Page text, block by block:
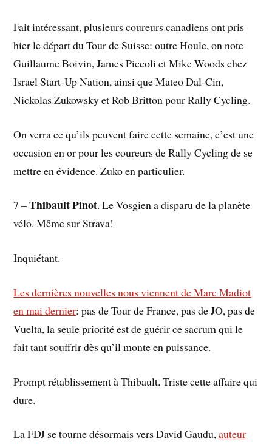
Fait intéressant, plusieurs coureurs canadiens ont pris
hier le départ du Tour de Suisse: outre Houle, on note
Guillaume Boivin, James Piccoli et Mike Woods chez
Israel Start-Up Nation, ainsi que Mateo Dal-Cin,
Nickolas Zukowsky et Rob Britton pour Rally Cycling.
On verra ce qu’ils peuvent faire cette semaine, c’est une
occasion en or pour les coureurs de Rally Cycling de se
mettre en évidence. Zuko en particulier.
7 –Thibault Pinot. Le Vosgien a disparu de la planète
vélo. Même sur Strava!
Inquiétant.
Les dernières nouvelles nous viennent de Marc Madiot
en mai dernier: pas de Tour de France, pas de JO, pas de
Vuelta, la seule priorité est de guérir ce sacrum qui le
fait tant souffrir dès qu’il monte en puissance.
Prompt rétablissement à Thibault. Triste cette affaire qui
dure.
La FDJ se tourne désormais vers David Gaudu,auteur